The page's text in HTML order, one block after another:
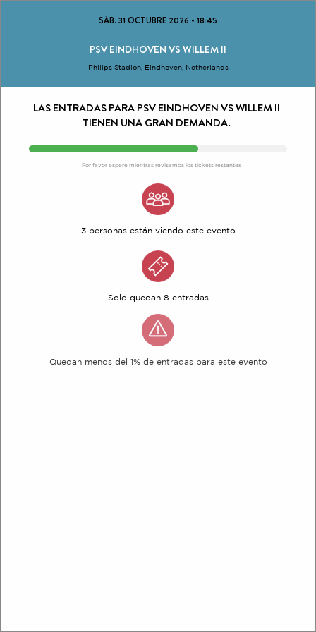
SÁB. 31 OCTUBRE 2026 - 18:45
PSV EINDHOVEN VS WILLEM II
Philips Stadion, Eindhoven, Netherlands
LAS ENTRADAS PARA PSV EINDHOVEN VS WILLEM II
TIENEN UNA GRAN DEMANDA.
Por favor espere mientras revisamos los tickets restantes
3 personas están viendo este evento
Solo quedan 8 entradas
Quedan menos del 1% de entradas para este evento